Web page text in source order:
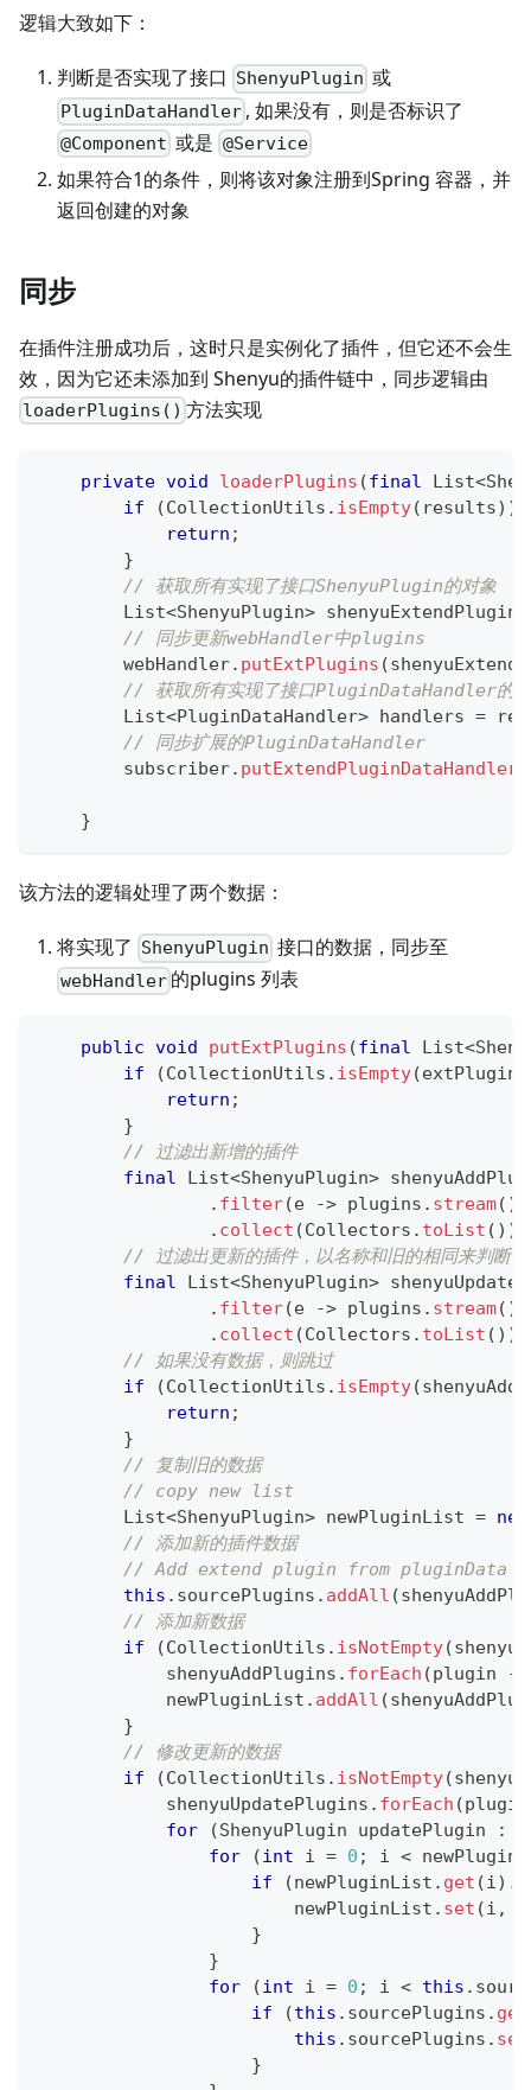
逻辑大致如下：
判断是否实现了接口 ShenyuPlugin 或
PluginDataHandler , 如果没有，则是否标识了
@Component 或是 @Service
如果符合1的条件，则将该对象注册到Spring 容器，并
返回创建的对象
同步
在插件注册成功后，这时只是实例化了插件，但它还不会生
效，因为它还未添加到 Shenyu的插件链中，同步逻辑由
loaderPlugins() 方法实现
private void loaderPlugins (final List<
if
(CollectionUtils . isEmpty( results) )
return ;
}
// 获取所有实现了接口ShenyuPlugin的对象
List<ShenyuPlugin>
// 同步更新webHandler中plugins
        webHandler
. putExtPlugins (
// 获取所有实现了接口PluginDataHandler的
List<PluginDataHandler> handlers =
// 同步扩展的PluginDataHandler
        subscriber
. putExtendPluginDataHandler
}
该方法的逻辑处理了两个数据：
将实现了 ShenyuPlugin 接口的数据，同步至
webHandler 的plugins 列表
public void putExtPlugins (final List<
if
(CollectionUtils . isEmpty(extPlugins
return ;
}
// 过滤出新增的插件
final
List<ShenyuPlugin>
. filter(e -> plugins . stream( )
. collect (Collectors . toList ( ) )
// 过滤出更新的插件，以名称和旧的相同来判断
final
List<ShenyuPlugin>
. filter(e -> plugins . stream( )
. collect (Collectors . toList ( ) )
// 如果没有数据，则跳过
if
(CollectionUtils . isEmpty(
return ;
}
// 复制旧的数据
// copy new list
List<ShenyuPlugin> newPluginList = new
// 添加新的插件数据
// Add extend plugin from pluginData
this . sourcePlugins . addAll (
// 添加新数据
if
(CollectionUtils . isNotEmpty(
            shenyuAddPlugins
. forEach (plugin
->
            newPluginList
. addAll (
}
// 修改更新的数据
if
(CollectionUtils . isNotEmpty(
            shenyuUpdatePlugins
. forEach (
for
(ShenyuPlugin updatePlugin :
for
(int i = 0 ; i <
if
(newPluginList . get (i) .
                        newPluginList
. set (i ,
}
}
for
(int i = 0 ; i < this .
if
(this . sourcePlugins . get
this . sourcePlugins . set
}